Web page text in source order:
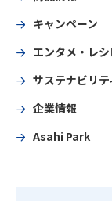
キャンペーン
エンタメ・レシ
サステナビリテ
企業情報
Asahi Park